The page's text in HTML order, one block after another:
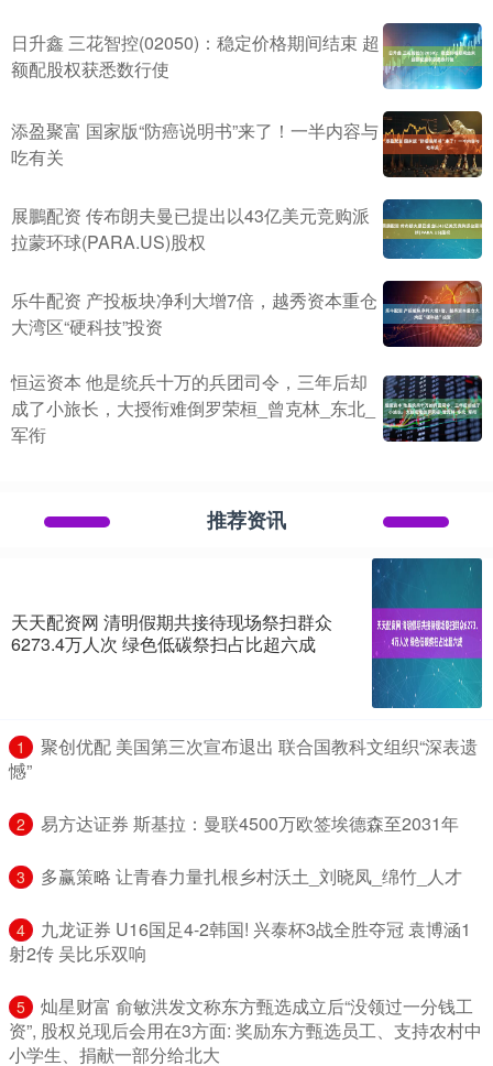
日升鑫 三花智控(02050)：稳定价格期间结束 超
额配股权获悉数行使
添盈聚富 国家版“防癌说明书”来了！一半内容与
吃有关
展鵬配资 传布朗夫曼已提出以43亿美元竞购派
拉蒙环球(PARA.US)股权
乐牛配资 产投板块净利大增7倍，越秀资本重仓
大湾区“硬科技”投资
恒运资本 他是统兵十万的兵团司令，三年后却
成了小旅长，大授衔难倒罗荣桓_曾克林_东北_
军衔
推荐资讯
天天配资网 清明假期共接待现场祭扫群众
6273.4万人次 绿色低碳祭扫占比超六成
1
​聚创优配 美国第三次宣布退出 联合国教科文组织“深表遗
憾”
2 ​易方达证券 斯基拉：曼联4500万欧签埃德森至2031年
3 ​多赢策略 让青春力量扎根乡村沃土_刘晓凤_绵竹_人才
4
​九龙证券 U16国足4-2韩国! 兴泰杯3战全胜夺冠 袁博涵1
射2传 吴比乐双响
5
​灿星财富 俞敏洪发文称东方甄选成立后“没领过一分钱工
资”, 股权兑现后会用在3方面: 奖励东方甄选员工、支持农村中
小学生、捐献一部分给北大